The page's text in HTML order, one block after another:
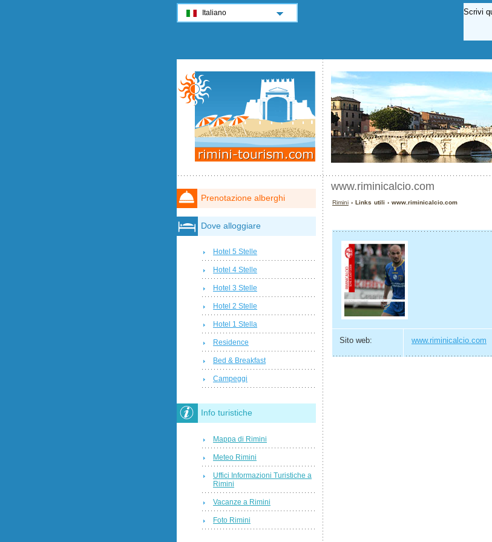
www.riminicalcio.com
Rimini › Links utili › www.riminicalcio.com
Sito web: www.riminicalcio.com
Prenotazione alberghi
Dove alloggiare
Hotel 5 Stelle
Hotel 4 Stelle
Hotel 3 Stelle
Hotel 2 Stelle
Hotel 1 Stella
Residence
Bed & Breakfast
Campeggi
Info turistiche
Mappa di Rimini
Meteo Rimini
Uffici Informazioni Turistiche a
Rimini
Vacanze a Rimini
Foto Rimini
Italiano